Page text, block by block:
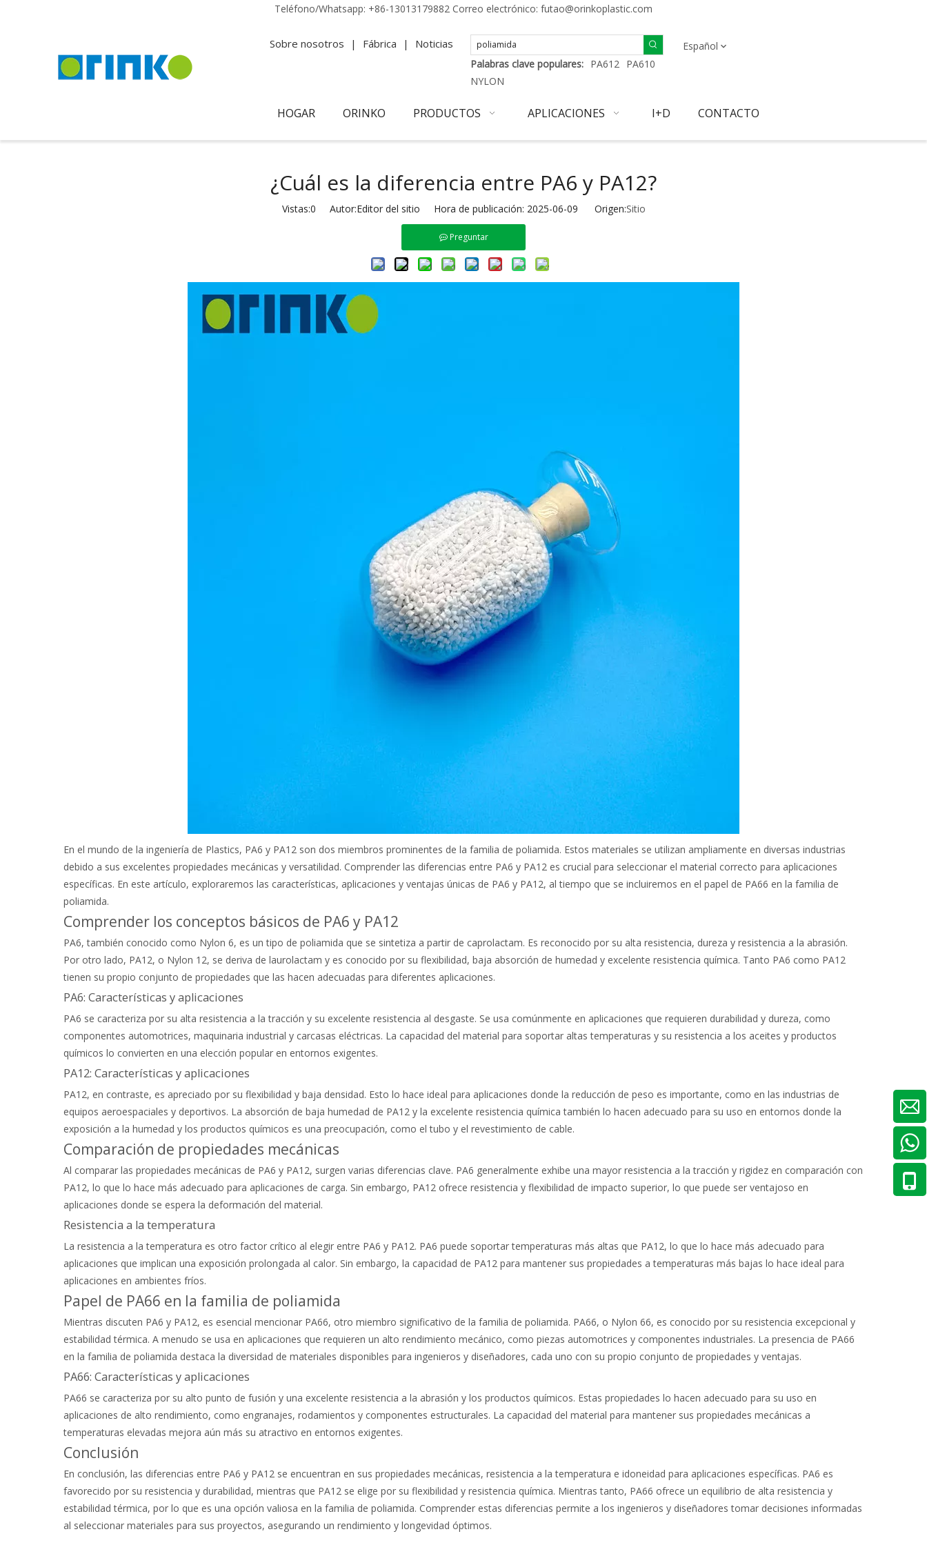
Teléfono/Whatsapp: +86-13013179882 Correo electrónico: futao@orinkoplastic.com
Sobre nosotros | Fábrica | Noticias
Palabras clave populares: PA612 PA610
NYLON
Español
HOGAR ORINKO PRODUCTOS APLICACIONES I+D CONTACTO
¿Cuál es la diferencia entre PA6 y PA12?
Vistas:0 Autor:Editor del sitio Hora de publicación: 2025-06-09 Origen:Sitio
Preguntar
En el mundo de la ingeniería de Plastics, PA6 y PA12 son dos miembros prominentes de la familia de poliamida. Estos materiales se utilizan ampliamente en diversas industrias
debido a sus excelentes propiedades mecánicas y versatilidad. Comprender las diferencias entre PA6 y PA12 es crucial para seleccionar el material correcto para aplicaciones
específicas. En este artículo, exploraremos las características, aplicaciones y ventajas únicas de PA6 y PA12, al tiempo que se incluiremos en el papel de PA66 en la familia de
poliamida.
Comprender los conceptos básicos de PA6 y PA12
PA6, también conocido como Nylon 6, es un tipo de poliamida que se sintetiza a partir de caprolactam. Es reconocido por su alta resistencia, dureza y resistencia a la abrasión.
Por otro lado, PA12, o Nylon 12, se deriva de laurolactam y es conocido por su flexibilidad, baja absorción de humedad y excelente resistencia química. Tanto PA6 como PA12
tienen su propio conjunto de propiedades que las hacen adecuadas para diferentes aplicaciones.
PA6: Características y aplicaciones
PA6 se caracteriza por su alta resistencia a la tracción y su excelente resistencia al desgaste. Se usa comúnmente en aplicaciones que requieren durabilidad y dureza, como
componentes automotrices, maquinaria industrial y carcasas eléctricas. La capacidad del material para soportar altas temperaturas y su resistencia a los aceites y productos
químicos lo convierten en una elección popular en entornos exigentes.
PA12: Características y aplicaciones
PA12, en contraste, es apreciado por su flexibilidad y baja densidad. Esto lo hace ideal para aplicaciones donde la reducción de peso es importante, como en las industrias de
equipos aeroespaciales y deportivos. La absorción de baja humedad de PA12 y la excelente resistencia química también lo hacen adecuado para su uso en entornos donde la
exposición a la humedad y los productos químicos es una preocupación, como el tubo y el revestimiento de cable.
Comparación de propiedades mecánicas
Al comparar las propiedades mecánicas de PA6 y PA12, surgen varias diferencias clave. PA6 generalmente exhibe una mayor resistencia a la tracción y rigidez en comparación con
PA12, lo que lo hace más adecuado para aplicaciones de carga. Sin embargo, PA12 ofrece resistencia y flexibilidad de impacto superior, lo que puede ser ventajoso en
aplicaciones donde se espera la deformación del material.
Resistencia a la temperatura
La resistencia a la temperatura es otro factor crítico al elegir entre PA6 y PA12. PA6 puede soportar temperaturas más altas que PA12, lo que lo hace más adecuado para
aplicaciones que implican una exposición prolongada al calor. Sin embargo, la capacidad de PA12 para mantener sus propiedades a temperaturas más bajas lo hace ideal para
aplicaciones en ambientes fríos.
Papel de PA66 en la familia de poliamida
Mientras discuten PA6 y PA12, es esencial mencionar PA66, otro miembro significativo de la familia de poliamida. PA66, o Nylon 66, es conocido por su resistencia excepcional y
estabilidad térmica. A menudo se usa en aplicaciones que requieren un alto rendimiento mecánico, como piezas automotrices y componentes industriales. La presencia de PA66
en la familia de poliamida destaca la diversidad de materiales disponibles para ingenieros y diseñadores, cada uno con su propio conjunto de propiedades y ventajas.
PA66: Características y aplicaciones
PA66 se caracteriza por su alto punto de fusión y una excelente resistencia a la abrasión y los productos químicos. Estas propiedades lo hacen adecuado para su uso en
aplicaciones de alto rendimiento, como engranajes, rodamientos y componentes estructurales. La capacidad del material para mantener sus propiedades mecánicas a
temperaturas elevadas mejora aún más su atractivo en entornos exigentes.
Conclusión
En conclusión, las diferencias entre PA6 y PA12 se encuentran en sus propiedades mecánicas, resistencia a la temperatura e idoneidad para aplicaciones específicas. PA6 es
favorecido por su resistencia y durabilidad, mientras que PA12 se elige por su flexibilidad y resistencia química. Mientras tanto, PA66 ofrece un equilibrio de alta resistencia y
estabilidad térmica, por lo que es una opción valiosa en la familia de poliamida. Comprender estas diferencias permite a los ingenieros y diseñadores tomar decisiones informadas
al seleccionar materiales para sus proyectos, asegurando un rendimiento y longevidad óptimos.